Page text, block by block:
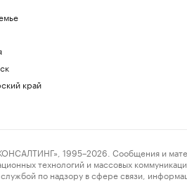
край
1995–2026. Сообщения и
технологий и массовых
по надзору в сфере связи,